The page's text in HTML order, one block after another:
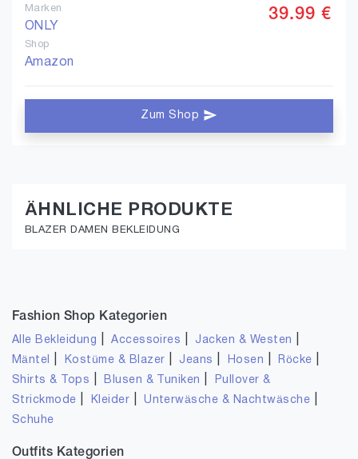
Marken
ONLY
Shop
Amazon
39.99 €
Zum Shop
ÄHNLICHE PRODUKTE
BLAZER DAMEN BEKLEIDUNG
Fashion Shop Kategorien
Alle Bekleidung |Accessoires Jacken & Westen
Mäntel Kostüme & Blazer Jeans Hosen Röcke
Shirts & Tops Blusen & Tuniken
Pullover &
Strickmode
Kleider |Unterwäsche & Nachtwäsche
Schuhe
Outfits Kategorien